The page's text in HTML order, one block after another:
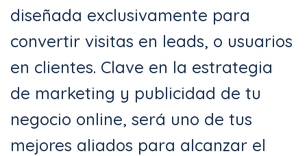
diseñada exclusivamente para
convertir visitas en leads, o usuarios
en clientes. Clave en la estrategia
de marketing y publicidad de tu
negocio online, será uno de tus
mejores aliados para alcanzar el